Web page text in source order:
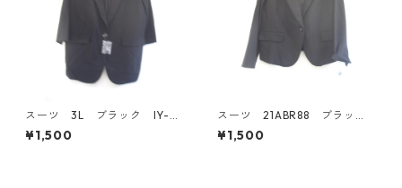
スーツ 3L ブラック IY-45
28
¥1,500
スーツ 21ABR88 ブラッ
ク IY-4527
¥1,500